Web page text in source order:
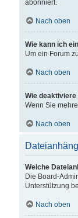
abonniert.
Nach oben
Wie kann ich
Um ein Forum
Nach oben
Wie
Wenn Sie
Nach oben
Welche
Die Board-
Unterstützung
Nach oben